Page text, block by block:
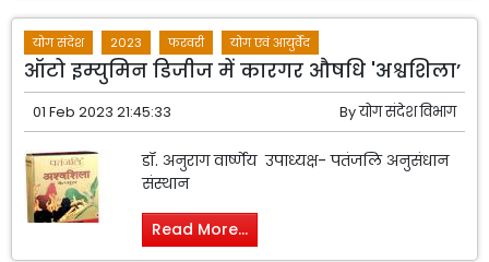
योग संदेश 2023 फरवरी योग एवं आयुर्वेद
ऑटो इम्युमिन डिजीज में कारगर औषधि 'अश्वशिला’
01 Feb 2023 21:45:33 Byयोग संदेश विभाग
डॉ. अनुराग वार्ष्णेय उपाध्यक्ष- पतंजलि अनुसंधान
संस्थान
Read More...